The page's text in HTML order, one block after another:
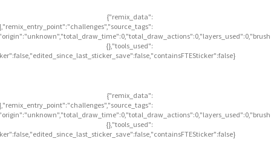
{"remix_data":
{},"tools_used":
{"remix_data":
{},"tools_used":